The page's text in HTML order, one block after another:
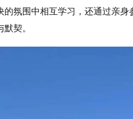
的氛围中相互学习，还通过亲
契。